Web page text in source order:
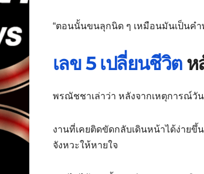
“ตอนนั้นขนลุกนิด ๆ เหมือนมันเป็นคำ
เลข 5 เปลี่ยนชีวิตห
พรณัชชาเล่าว่า หลังจากเหตุการณ์วั
งานที่เคยติดขัดกลับเดินหน้าได้ง่ายขึ้
จังหวะให้หายใจ